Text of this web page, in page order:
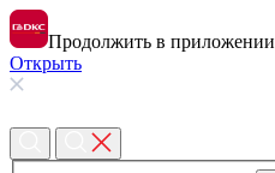
Продолжить в приложении
Открыть